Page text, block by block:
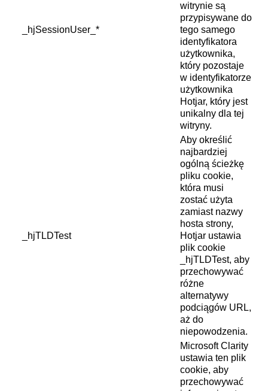
_hjSessionUser_*
witrynie są
przypisywane do
tego samego
identyfikatora
użytkownika,
który pozostaje
w identyfikatorze
użytkownika
Hotjar, który jest
unikalny dla tej
witryny.
_hjTLDTest
Aby określić
najbardziej
ogólną ścieżkę
pliku cookie,
która musi
zostać użyta
zamiast nazwy
hosta strony,
Hotjar ustawia
plik cookie
_hjTLDTest, aby
przechowywać
różne
alternatywy
podciągów URL,
aż do
niepowodzenia.
Microsoft Clarity
ustawia ten plik
cookie, aby
przechowywać